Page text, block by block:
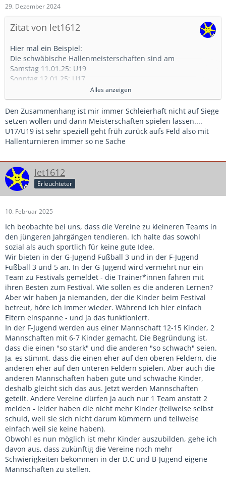
29. Dezember 2024
Zitat von let1612
Hier mal ein Beispiel:
Die schwäbische Hallenmeisterschaften sind am
Samstag 11.01.25: U19
Sonntag 12.01.25: U17
Sonntag 19.01.25: U13
(Quelle
).
Danach geht es mit den Bayerischen Meisterschaften
weiter. D.h. bis dahin müssen die Vorrunden, Kreis- und
Bezirksmeisterschaften gespielt werden. D.h. in unserem
Turniere statt fanden. Nehmen wir dann noch dazu, dass
die Hallen vom Landkreis auch begrenzt sind und andere
Sportarten auch Hallenzeiten benötigen, dann wird der
Zeitplan sehr eng. Und auch die Argumente von
Hallenkreismeisterschaft durchführen, die machen lieber
Vorrundenturnier (da macht man das 3-5fache an Umsatz).
Ich persönlich würde auch keine E-Jugend
Hallenkreismeisterschaft anbieten. Im Freien geht man
Richtung Festivals, da finde ich eine Hallenmeisterschaft als
den falschen Weg - Angebote an E-Jugend (F und G-Jugend)
Turnieren gibt es sehr viele. Und muss ein Verband dort
etwas anbieten, wo es viele Möglichkeiten gibt oder eher
dort wo es wenig gibt (U19/U17)?
Alles anzeigen
Den Zusammenhang ist mir immer Schleierhaft nicht auf Siege
setzen wollen und dann Meisterschaften spielen lassen....
U17/U19 ist sehr speziell geht früh zurück aufs Feld also mit
Hallenturnieren immer so ne Sache
let1612
Erleuchteter
10. Februar 2025
Ich beobachte bei uns, dass die Vereine zu kleineren Teams in
den jüngeren Jahrgängen tendieren. Ich halte das sowohl
sozial als auch sportlich für keine gute Idee.
Wir bieten in der G-Jugend Fußball 3 und in der F-Jugend
Fußball 3 und 5 an. In der G-Jugend wird vermehrt nur ein
Team zu Festivals gemeldet - die Trainer*innen fahren mit
ihren Besten zum Festival. Wie sollen es die anderen Lernen?
Aber wir haben ja niemanden, der die Kinder beim Festival
betreut, höre ich immer wieder. Während ich hier einfach
Eltern einspanne - und ja das funktioniert.
In der F-Jugend werden aus einer Mannschaft 12-15 Kinder, 2
Mannschaften mit 6-7 Kinder gemacht. Die Begründung ist,
dass die einen "so stark" und die anderen "so schwach" seien.
Ja, es stimmt, dass die einen eher auf den oberen Feldern, die
anderen eher auf den unteren Feldern spielen. Aber auch die
anderen Mannschaften haben gute und schwache Kinder,
deshalb gleicht sich das aus. Jetzt werden Mannschaften
geteilt. Andere Vereine dürfen ja auch nur 1 Team anstatt 2
melden - leider haben die nicht mehr Kinder (teilweise selbst
schuld, weil sie sich nicht darum kümmern und teilweise
einfach weil sie keine haben).
Obwohl es nun möglich ist mehr Kinder auszubilden, gehe ich
davon aus, dass zukünftig die Vereine noch mehr
Schwierigkeiten bekommen in der D,C und B-Jugend eigene
Mannschaften zu stellen.